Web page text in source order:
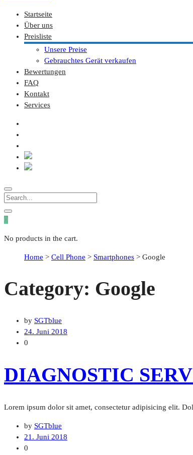
Startseite
Über uns
Preisliste
Unsere Preise
Gebrauchtes Gerät verkaufen
Bewertungen
FAQ
Kontakt
Services
0
No products in the cart.
Home > Cell Phone > Smartphones > Google
Category: Google
by SGTblue
24. Juni 2018
0
DIAGNOSTIC
Lorem ipsum dolor sit amet, consectetur adipisicing elit.
by SGTblue
21. Juni 2018
0